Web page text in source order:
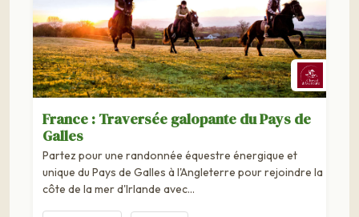
France : Traversée galopante du Pays de
Galles
Partez pour une randonnée équestre énergique et
unique du Pays de Galles à l'Angleterre pour rejoindre la
côte de la mer d'Irlande avec...